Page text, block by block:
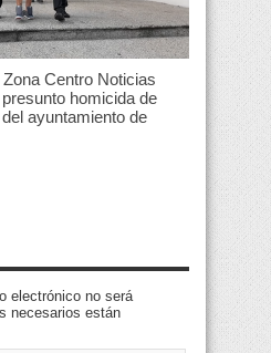
Centro Noticias
homicida de
ayuntamiento de
electrónico no será
necesarios están